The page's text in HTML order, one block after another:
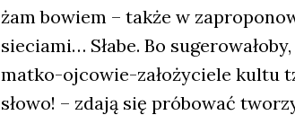
żam bowiem – tak­że w
sie­cia­mi… Sła­be. Bo
mat­ko-ojco­wie-zało­ży­cie­le kul­tu
sło­wo! – zda­ją się pró­bo­wać